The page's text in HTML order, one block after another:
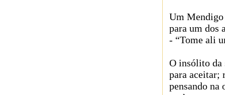
Um Mendigo
para um dos
- “Tome ali
O insólito da
para aceitar;
pensando na